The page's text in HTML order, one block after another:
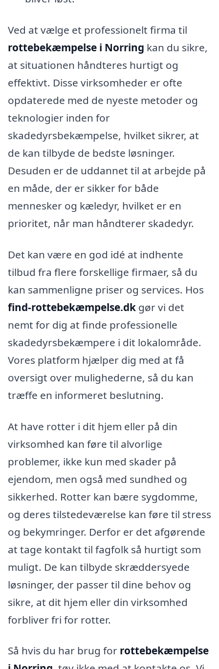
Ved at vælge et professionelt firma til
rottebekæmpelse i Norring kan du sikre,
at situationen håndteres hurtigt og
effektivt. Disse virksomheder er ofte
opdaterede med de nyeste metoder og
teknologier inden for
skadedyrsbekæmpelse, hvilket sikrer, at
de kan tilbyde de bedste løsninger.
Desuden er de uddannet til at arbejde på
en måde, der er sikker for både
mennesker og kæledyr, hvilket er en
prioritet, når man håndterer skadedyr.
Det kan være en god idé at indhente
tilbud fra flere forskellige firmaer, så du
kan sammenligne priser og services. Hos
find-rottebekæmpelse.dk gør vi det
nemt for dig at finde professionelle
skadedyrsbekæmpere i dit lokalområde.
Vores platform hjælper dig med at få
oversigt over mulighederne, så du kan
træffe en informeret beslutning.
At have rotter i dit hjem eller på din
virksomhed kan føre til alvorlige
problemer, ikke kun med skader på
ejendom, men også med sundhed og
sikkerhed. Rotter kan bære sygdomme,
og deres tilstedeværelse kan føre til stress
og bekymringer. Derfor er det afgørende
at tage kontakt til fagfolk så hurtigt som
muligt. De kan tilbyde skræddersyede
løsninger, der passer til dine behov og
sikre, at dit hjem eller din virksomhed
forbliver fri for rotter.
Så hvis du har brug for rottebekæmpelse